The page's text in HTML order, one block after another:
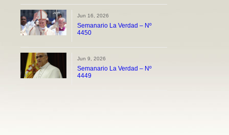
Jun 16, 2026
Semanario La Verdad – Nº
4450
Jun 9, 2026
Semanario La Verdad – Nº
4449